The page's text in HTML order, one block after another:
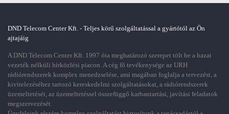
DND Telecom Center Kft. - Teljes körű szolgáltatással a gyártótól az Ön
ajtajáig
A DND Telecom Center Kft. 1997 óta meghatározó szerepet tölt be a hazai
vezeték nélküli hírközlési piacon. A cég fő tevékenysége az URH
rádiórendszerek komplex menedzselése, ami magában foglalja a tervezést, a
kivitelezéséhez tartozó kereskedelmi szolgáltatásokat, a rádiórendszerek
üzemeltetését, az üzemeltetéssel összefüggő karbantartási, javítási feladatok
megszervezését.